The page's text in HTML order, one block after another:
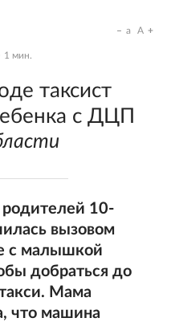
1 мин.
a A
таксист
с ДЦП
10-
вызовом
с малышкой
добраться до
Мама
что машина